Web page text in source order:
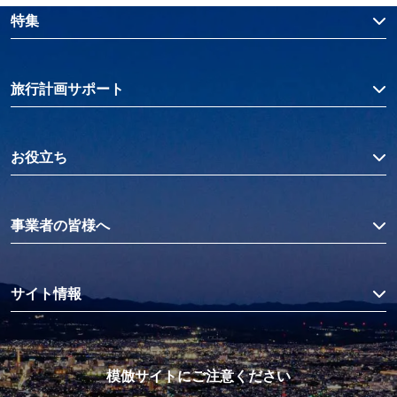
特集
旅行計画サポート
お役立ち
事業者の皆様へ
サイト情報
模倣サイトにご注意ください